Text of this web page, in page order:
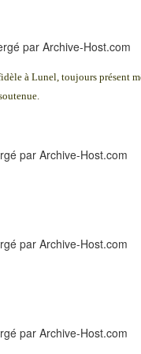
à Lunel, toujours présent